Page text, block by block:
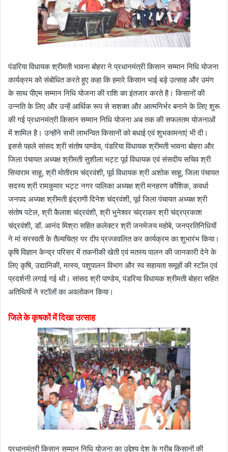
पंडरिया विधायक श्रीमती भावना बोहरा ने प्रधानमंत्री किसान सम्मान निधि योजना
कार्यक्रम को संबोधित करते हुए कहा कि हमारे किसान भाई बड़े उत्साह और उमंग
के साथ पीएम सम्मान निधि योजना की राशि का इंतजार करते है। किसानों की
उन्नति के लिए और उन्हें आर्थिक रूप से सशक्त और आत्मनिर्भर बनाने के लिए शुरू
की गई प्रधानमंत्री किसान सम्मान निधि योजना अब तक की सफलतम योजनाओं
में शामिल है। उन्होंने सभी लाभन्वित किसानों को बधाई एवं शुभकामनाएं भी दी।
इससे पहले सांसद श्री संतोष पाण्डेय, पंडरिया विधायक श्रीमती भावना बोहरा और
जिला पंचायत अध्यक्ष श्रीमती सुशीला भट्ट पूर्व विधायक एवं संसदीय सचिव श्री
सियाराम साहू, श्री मोतीराम चंद्रवंशी, पूर्व विधायक श्री अशोक साहू, जिला पंचायत
सदस्य श्री रामकुमार भट्ट नगर पालिका अध्यक्ष श्री मनहरण कौशिक, कवर्धा
जनपद अध्यक्ष श्रीमती इंद्राणी दिनेश चंद्रवंशी, पूर्व जिला पंचायत अध्यक्ष श्री
संतोष पटेल, श्री कैलाश चंद्रवंशी, श्री भुनेश्वर चंद्राकर श्री चंद्रप्रकाश
चंद्रवंशी, डॉ. आनंद मिश्रा सहित कलेक्टर श्री जनमेजय महोबे, जनप्रतिनिधियों
ने मां सरस्वती के तैल्यचित्र पर दीप प्रज्जवलित कर कार्यक्रम का शुभारंभ किया।
कृषि विज्ञान केन्द्र परिसर में तकनीकी खेती एवं मतस्य पालन की जानकारी देने के
लिए कृषि, उद्यानिकी, मत्स्य, पशुपालन विभाग और स्व सहायता समूहों की स्टॉल एवं
प्रदर्शनी लगाई गई थी। सांसद श्री पाण्डेय, पंडरिया विधायक श्रीमती बोहरा सहित
अतिथियों ने स्टॉलों का अवलोकन किया।
जिले के कृषकों में दिखा उत्साह
प्रधानमंत्री किसान सम्मान निधि योजना का उद्देश्य देश के गरीब किसानों की